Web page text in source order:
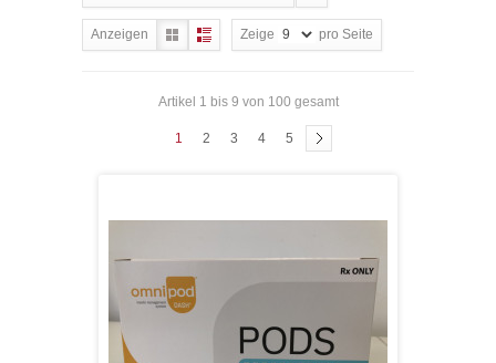
Anzeigen Zeige pro Seite
Artikel 1 bis 9 von 100 gesamt
1 2 3 4 5